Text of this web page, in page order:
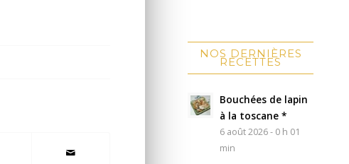
NOS DERNIÈRES
RECETTES
Bouchées de lapin
à la toscane *
6 août 2026 - 0 h 01
min